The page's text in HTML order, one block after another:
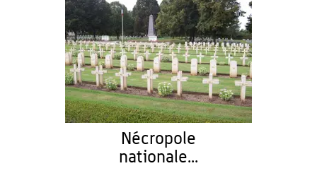
Nécropole
nationale...